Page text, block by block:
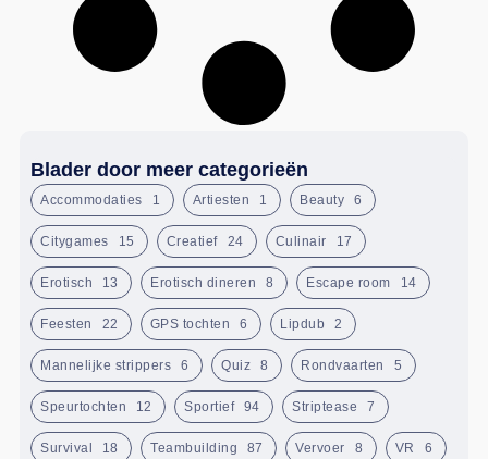
Blader door meer categorieën
Accommodaties 1 Artiesten 1 Beauty 6
Citygames 15 Creatief 24 Culinair 17
Erotisch 13 Erotisch dineren 8 Escape room 14
Feesten 22 GPS tochten 6 Lipdub 2
Mannelijke strippers 6 Quiz 8 Rondvaarten 5
Speurtochten 12 Sportief 94 Striptease 7
Survival 18 Teambuilding 87 Vervoer 8 VR 6